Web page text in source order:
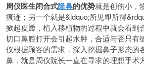
周仪医生闭合式隆鼻的优势就是创伤小，
痕迹；另一个就是&ldquo;所见即所得
掀起皮瓣，植入移植物的过程中就会看到
切口鼻腔打开会引起水肿，合适与否只有
仪根据顾客的需求，深入挖掘鼻子形态的
鼻，就是周仪院长一直在寻求的理想手术